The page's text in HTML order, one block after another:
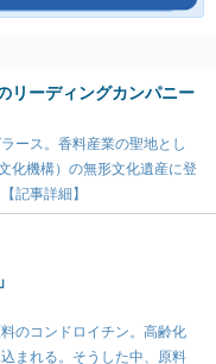
リーディングカンパニー
ース。香料産業の聖地とし
化機構）の無形文化遺産に登
記事詳細】
のコンドロイチン。高齢化
まれる。そうした中、原料